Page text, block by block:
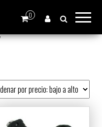
0
por precio: bajo a alto